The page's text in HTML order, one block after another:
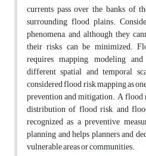
currents pass over the banks of
surrounding flood plains.
phenomena, and although they
their risks can be minimized.
requires mapping, modeling
different spatial and temporal
considered flood risk mapping as
prevention and mitigation. A flood
distribution of flood risk, and
recognized as a preventive
planning and helps planners and
vulnerable areas or communities.